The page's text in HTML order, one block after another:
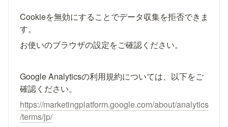
Cookieを無効にすることでデータ収集を拒否できま
す。
お使いのブラウザの設定をご確認ください。
Google Analyticsの利用規約については、以下をご
確認ください。
https://marketingplatform.google.com/about/analytics
/terms/jp/